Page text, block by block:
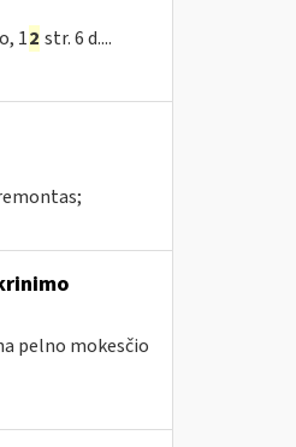
12 str. 6 d....
pelno mokesčio